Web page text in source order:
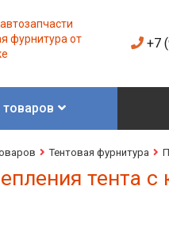
+7
товаров
Тентовая фурнитура
тента